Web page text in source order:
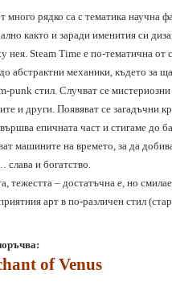
рядко са с тематика научна
както и заради именития си
нея. Steam Time е по-тематична от
абстрактни механики, където за
punk стил. Случват се
и други. Появяват се загадъчни
епичната част и стигаме до
машините на времето, за да
слава и богатство.
тежестта – достатъчна е, но
арт в по-различен стил
of Venus